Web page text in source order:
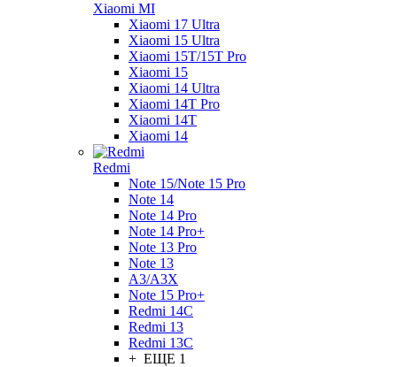
Xiaomi MI
Xiaomi 17 Ultra
Xiaomi 15 Ultra
Xiaomi 15T/15T Pro
Xiaomi 15
Xiaomi 14 Ultra
Xiaomi 14T Pro
Xiaomi 14T
Xiaomi 14
Redmi
Note 15/Note 15 Pro
Note 14
Note 14 Pro
Note 14 Pro+
Note 13 Pro
Note 13
A3/A3X
Note 15 Pro+
Redmi 14C
Redmi 13
Redmi 13C
+ ЕЩЕ 1